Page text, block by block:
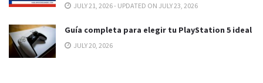
JULY 21, 2026 - UPDATED ON JULY 23, 2026
Guía completa para elegir tu PlayStation 5 ideal
JULY 20, 2026